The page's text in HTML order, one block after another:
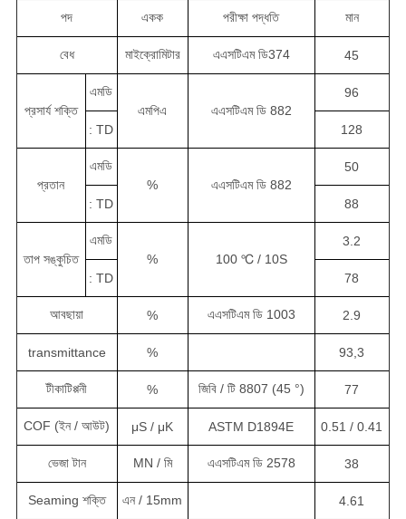
পদ
একক পরীক্ষা পদ্ধতি মান
বেধ মাইক্রোমিটার এএসটিএম ডি374 45
প্রসার্য শক্তি
এমডি
এমপিএ
এএসটিএম ডি 882
96
: TD 128
প্রতান
এমডি
%
এএসটিএম ডি 882
50
: TD 88
তাপ সঙ্কুচিত
এমডি
%
100 ℃ / 10S
3.2
: TD 78
আবছায়া % এএসটিএম ডি 1003 2.9
transmittance % 93,3
টীকাটিপ্পনী % জিবি / টি 8807 (45 °) 77
COF (ইন / আউট) μS / μK ASTM D1894E 0.51 / 0.41
ভেজা টান MN / মি এএসটিএম ডি 2578 38
Seaming শক্তি এন / 15mm 4.61